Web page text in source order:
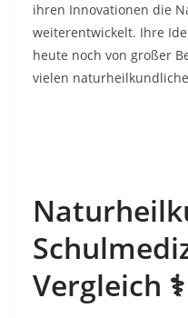
ihren Innovationen die
weiterentwickelt. Ihre
heute noch von großer
vielen
Vergleich ⚕️